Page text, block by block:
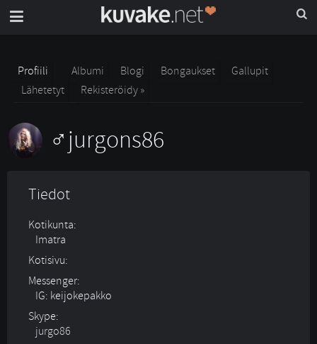
Profiili Albumi Blogi Bongaukset
Gallupit
Lähetetyt
Rekisteröidy »
jurgons86
Tiedot
Kotikunta:
Imatra
Kotisivu:
Messenger:
IG: keijokepakko
Skype:
jurgo86